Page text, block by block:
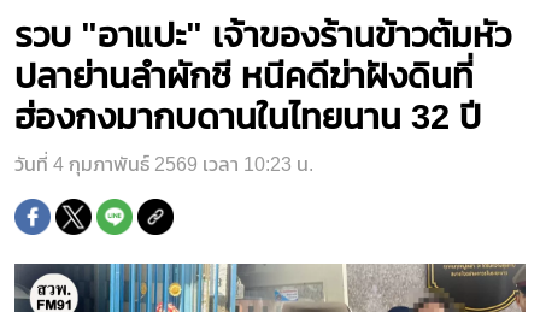
รวบ "อาแปะ" เจ้าของร้านข้าวต้มหัว
ปลาย่านลำผักชี หนีคดีฆ่าฝังดินที่
ฮ่องกงมากบดานในไทยนาน 32 ปี
วันที่ 4 กุมภาพันธ์ 2569 เวลา 10:23 น.